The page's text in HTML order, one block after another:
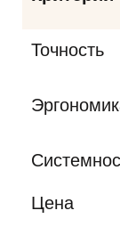
Точность
Цена